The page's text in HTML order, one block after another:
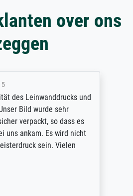
over ons
5
des Leinwanddrucks und
Bild wurde sehr
verpackt, so dass es
uns ankam. Es wird nicht
sein. Vielen